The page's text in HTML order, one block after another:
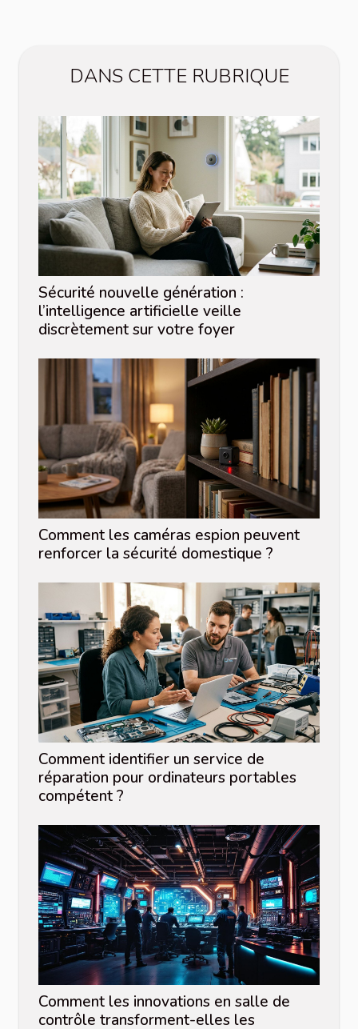
DANS CETTE RUBRIQUE
Sécurité nouvelle génération :
l’intelligence artificielle veille
discrètement sur votre foyer
Comment les caméras espion peuvent
renforcer la sécurité domestique ?
Comment identifier un service de
réparation pour ordinateurs portables
compétent ?
Comment les innovations en salle de
contrôle transforment-elles les